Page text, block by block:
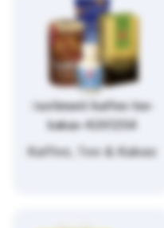
/sortiment/kaffee-tee-
kakao-4261254
Kaffee, Tee & Kakao